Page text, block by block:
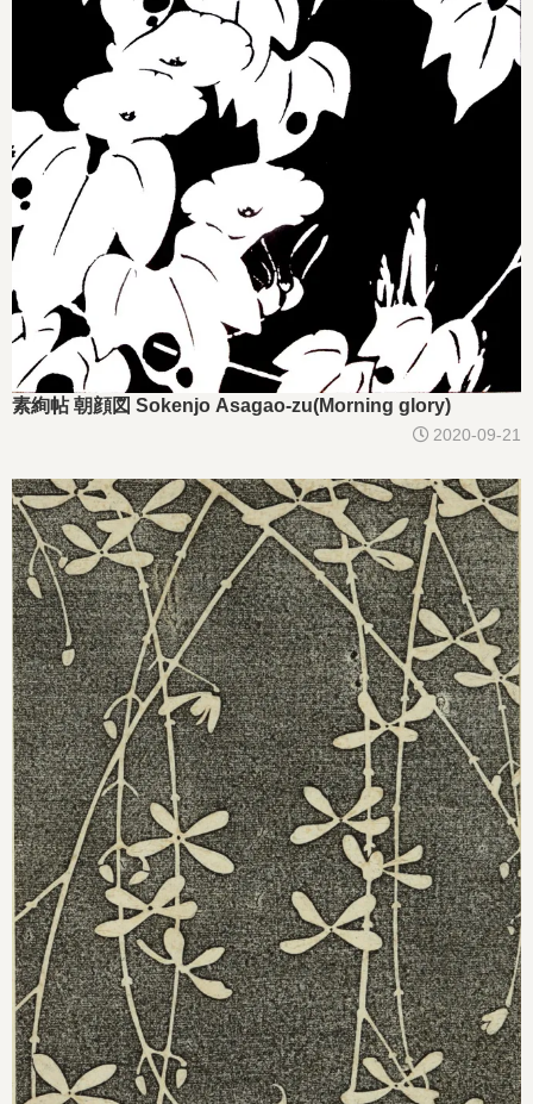
素絢帖 朝顔図 Sokenjo Asagao-zu(Morning glory)
2020-09-21